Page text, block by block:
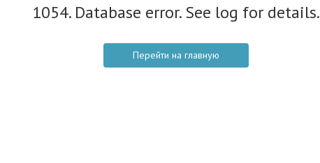
1054. Database error. See log for details.
Перейти на главную